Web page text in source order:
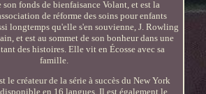
son fonds de bienfaisance Volant, et est la
de réforme des soins pour enfants
longtemps qu'elle s'en souvienne, J. Rowling
et est au sommet de son bonheur dans une
des histoires. Elle vit en Écosse avec sa
famille.
le créateur de la série à succès du New York
en 16 langues. Il est également le